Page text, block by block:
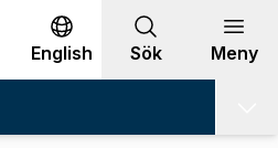
English Sök Meny